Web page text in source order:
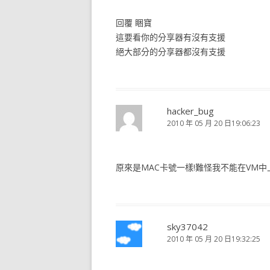
回覆 睏寶
這要看你的分享器有沒有支援
絕大部分的分享器都沒有支援
hacker_bug
2010 年 05 月 20 日19:06:23
原來是MAC卡號一樣!難怪我不能在VM
sky37042
2010 年 05 月 20 日19:32:25